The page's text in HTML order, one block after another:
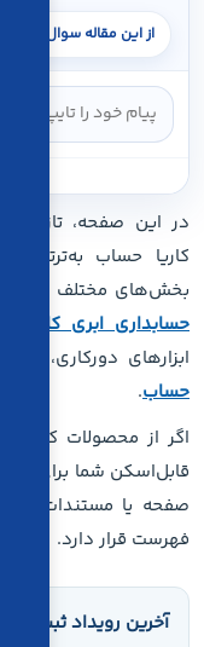
در این صفحه،
کاریا حساب به‌ترتیب
بخش‌های مختلف
حسابداری ابری کاریا
ابزارهای دورکاری،
حساب.
اگر از محصولات کاریا
قابل‌اسکن شما برای
صفحه یا مستندات هر
فهرست قرار دارد.
آخرین رویداد ثبت‌شده